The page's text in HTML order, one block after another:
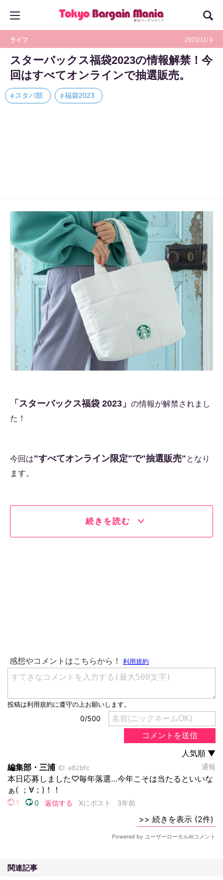
ライフ 2022/11/ 4
スターバックス福袋2023の情報解禁！今
回はすべてオンラインで抽選販売。
スタバ部 福袋2023
「スターバックス福袋 2023」 の情報が解禁されまし
た！
今回は"すべてオンライン限定"で"抽選販売"となり
ます。
続きを読む
関連記事